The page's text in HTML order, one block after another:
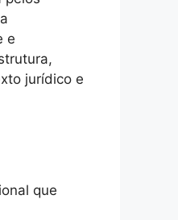
e
jurídico e
que